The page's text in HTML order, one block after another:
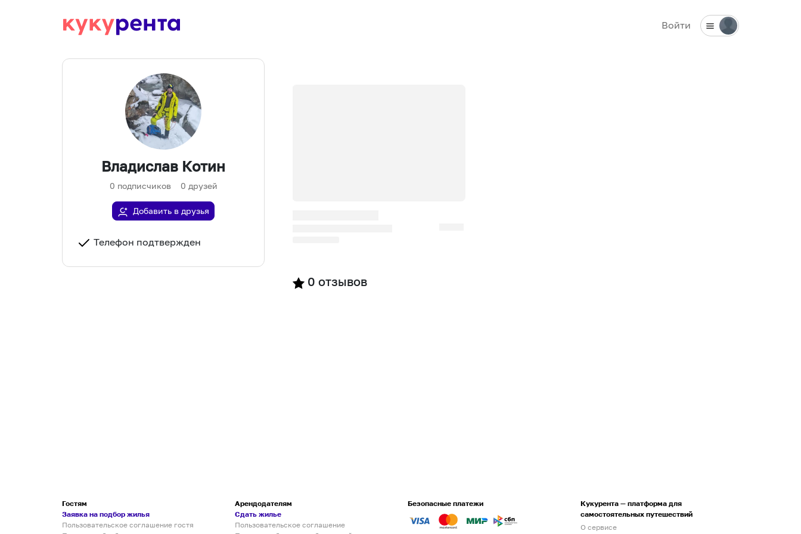
Войти
Владислав Котин
0 подписчиков 0 друзей
Добавить в друзья
Телефон подтвержден
0 отзывов
Гостям
Заявка на подбор жилья
Пользовательское соглашение гостя
Арендодателям
Сдать жилье
Пользовательское соглашение
Безопасные платежи
Кукурента — платформа для
самостоятельных путешествий
О сервисе